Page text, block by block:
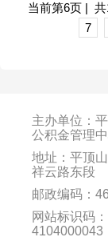
当前第6页 |
7
主办单位：
公积金管理
地址：平顶
祥云路东段
邮政编码：
网站标识码：
4104000043